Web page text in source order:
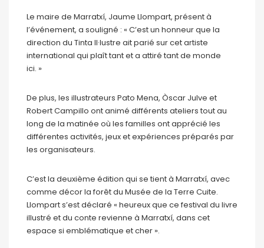
Le maire de Marratxí, Jaume Llompart, présent à
l’événement, a souligné : « C’est un honneur que la
direction du Tinta Il·lustre ait parié sur cet artiste
international qui plaît tant et a attiré tant de monde
ici. »
De plus, les illustrateurs Pato Mena, Òscar Julve et
Robert Campillo ont animé différents ateliers tout au
long de la matinée où les familles ont apprécié les
différentes activités, jeux et expériences préparés par
les organisateurs.
C’est la deuxième édition qui se tient à Marratxí, avec
comme décor la forêt du Musée de la Terre Cuite.
Llompart s’est déclaré « heureux que ce festival du livre
illustré et du conte revienne à Marratxí, dans cet
espace si emblématique et cher ».